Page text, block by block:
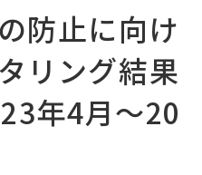
防止に向け
リング結果
年4月～20